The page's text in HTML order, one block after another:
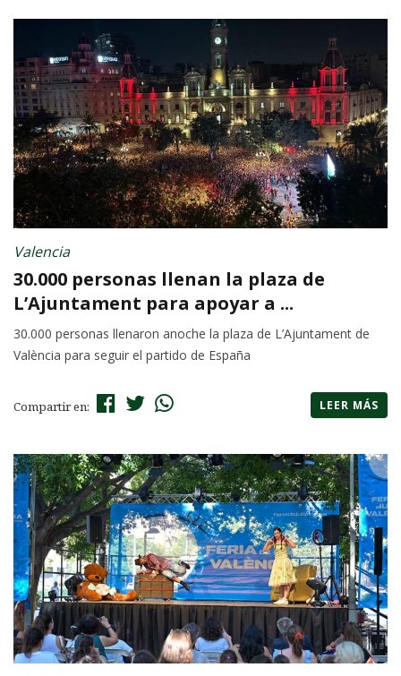
Valencia
30.000 personas llenan la plaza de
L’Ajuntament para apoyar a ...
30.000 personas llenaron anoche la plaza de L’Ajuntament de
València para seguir el partido de España
Compartir en: LEER MÁS